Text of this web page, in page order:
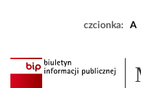
czcionka: A